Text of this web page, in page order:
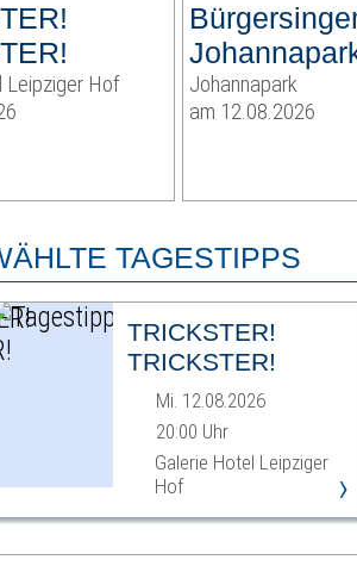
Leipziger Hof
Johannapark
am 12.08.2026
TAGESTIPPS
TRICKSTER!
TRICKSTER!
Mi. 12.08.2026
20:00 Uhr
Galerie Hotel Leipziger
Hof
›